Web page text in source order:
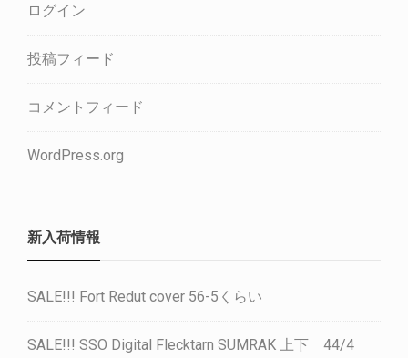
ログイン
投稿フィード
コメントフィード
WordPress.org
新入荷情報
SALE!!! Fort Redut cover 56-5くらい
SALE!!! SSO Digital Flecktarn SUMRAK 上下 44/4